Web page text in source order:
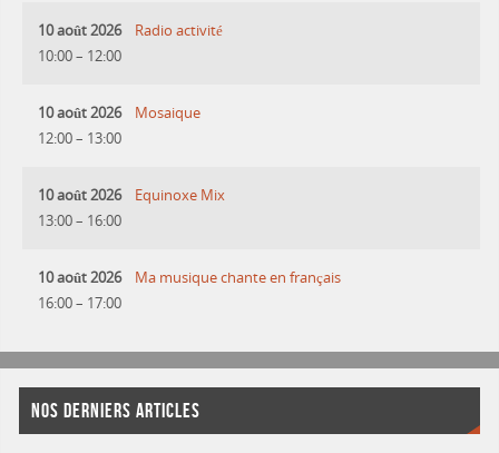
10 août 2026
10:00– 12:00
Radio activité
10 août 2026
12:00– 13:00
Mosaique
10 août 2026
13:00– 16:00
Equinoxe Mix
10 août 2026
16:00– 17:00
Ma musique chante en français
NOS DERNIERS ARTICLES